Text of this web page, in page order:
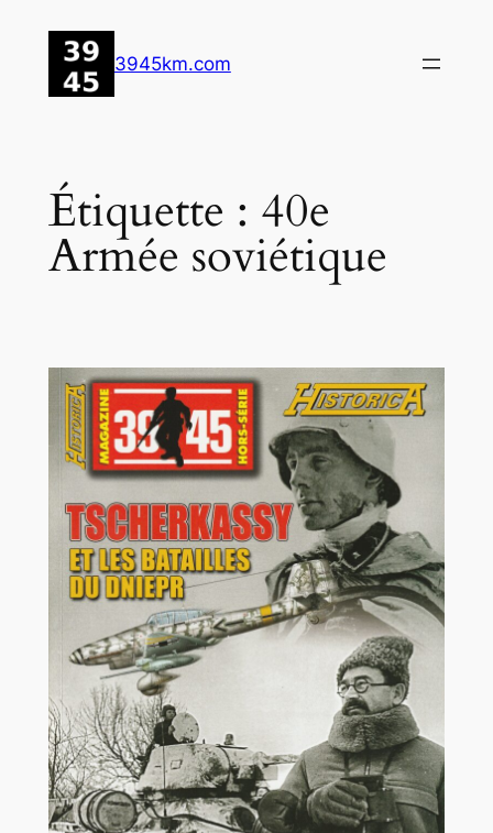
contenu
3945km.com
Étiquette : 40e
Armée soviétique